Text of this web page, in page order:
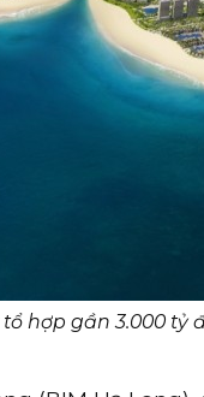
hợp gần 3.000 tỷ